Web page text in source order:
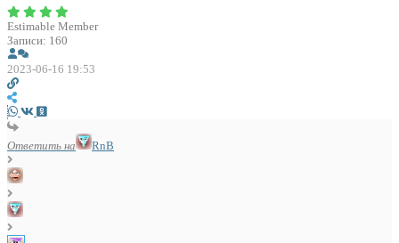
Estimable Member
Записи: 160
2023-06-16 19:53
Ответить на RnB